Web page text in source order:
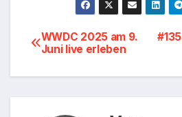
WWDC 2025 am 9.
Juni live erleben